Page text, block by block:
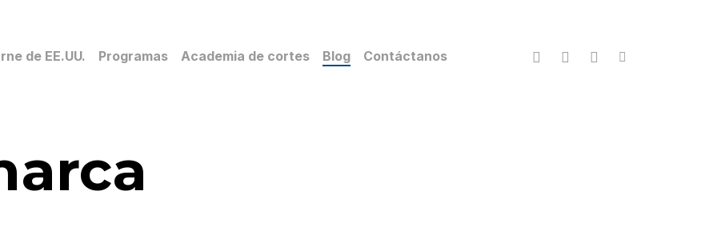
de EE.UU. Programas Academia de cortes Blog Contáctanos facebookyoutubeinstagram
tiktok